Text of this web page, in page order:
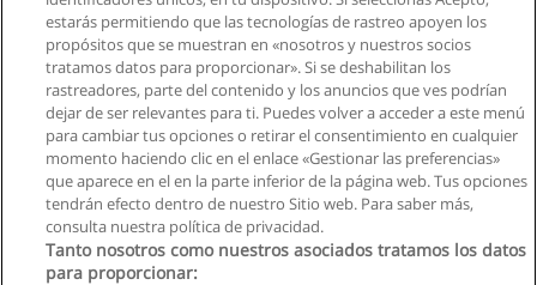
Solicita información
Licenciatura en Danza Concentración en Ballet
Universidad Espíritu Santo
Solicita información
estarás permitiendo que las tecnologías de rastreo apoyen los
propósitos que se muestran en «nosotros y nuestros socios
tratamos datos para proporcionar». Si se deshabilitan los
rastreadores, parte del contenido y los anuncios que ves podrían
dejar de ser relevantes para ti. Puedes volver a acceder a este menú
para cambiar tus opciones o retirar el consentimiento en cualquier
momento haciendo clic en el enlace «Gestionar las preferencias»
que aparece en el en la parte inferior de la página web. Tus opciones
tendrán efecto dentro de nuestro Sitio web. Para saber más,
consulta nuestra política de privacidad.
Tanto nosotros como nuestros asociados tratamos los datos
para proporcionar: